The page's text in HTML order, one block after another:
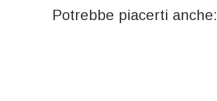
Potrebbe piacerti anche: